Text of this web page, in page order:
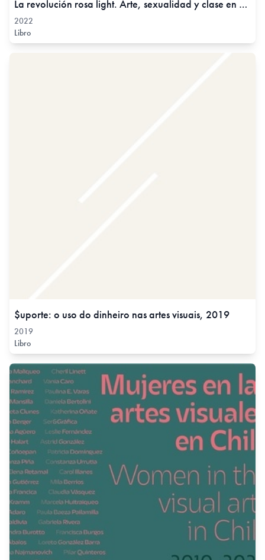
La revolución rosa light. Arte, sexualidad y clase en el Rojas de la posdictadura, 2022
2022
Libro
$uporte: o uso do dinheiro nas artes visuais, 2019
2019
Libro